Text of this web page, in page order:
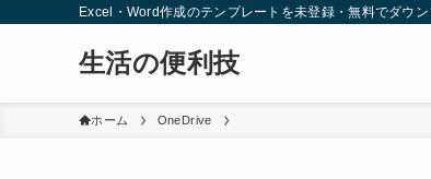
Excel・Word作成のテンプレートを未登録・無料でダウン
生活の便利技
ホーム OneDrive